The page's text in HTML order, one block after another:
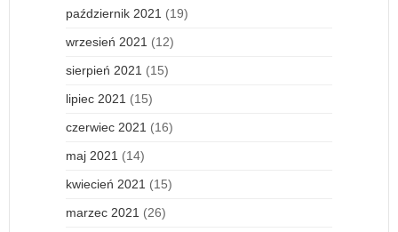
październik 2021 (19)
wrzesień 2021 (12)
sierpień 2021 (15)
lipiec 2021 (15)
czerwiec 2021 (16)
maj 2021 (14)
kwiecień 2021 (15)
marzec 2021 (26)